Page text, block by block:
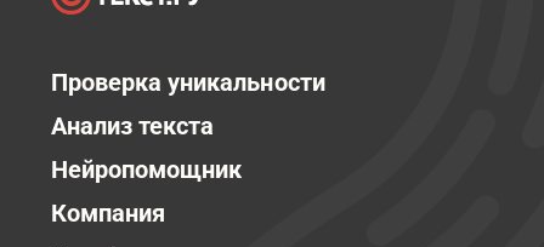
Проверка уникальности
Анализ текста
Нейропомощник
Компания